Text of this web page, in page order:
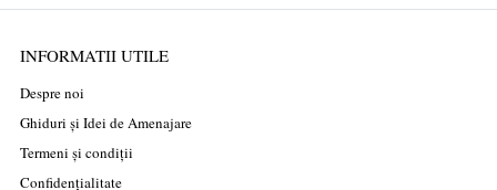
INFORMATII UTILE
Despre noi
Ghiduri și Idei de Amenajare
Termeni și condiții
Confidențialitate